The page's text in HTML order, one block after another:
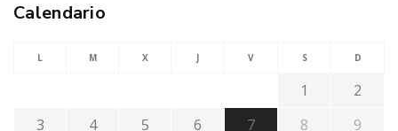
Calendario
L M X J V S D
1
2
3
4 5 6 7 8
9